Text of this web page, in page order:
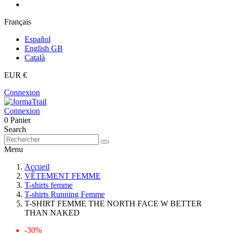
Français
Español
English GB
Català
EUR €
Connexion
Connexion
0 Panier
Search
Menu
Accueil
VÊTEMENT FEMME
T-shirts femme
T-shirts Running Femme
T-SHIRT FEMME THE NORTH FACE W BETTER
THAN NAKED
-30%